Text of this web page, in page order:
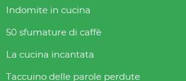
Indomite in cucina
50 sfumature di caffè
La cucina incantata
Taccuino delle parole perdute